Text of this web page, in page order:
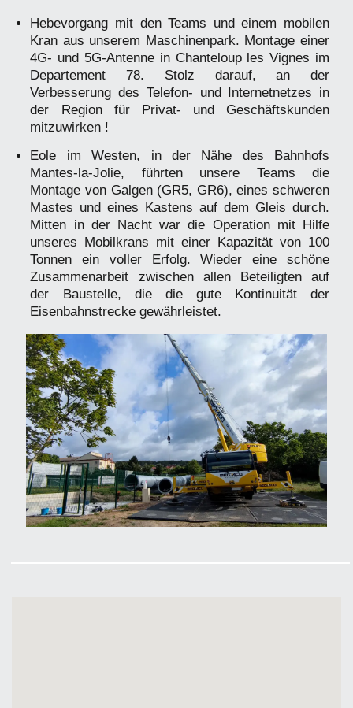
Hebevorgang mit den Teams und einem mobilen
Kran aus unserem Maschinenpark. Montage einer
4G- und 5G-Antenne in Chanteloup les Vignes im
Departement 78. Stolz darauf, an der
Verbesserung des Telefon- und Internetnetzes in
der Region für Privat- und Geschäftskunden
mitzuwirken !
Eole im Westen, in der Nähe des Bahnhofs
Mantes-la-Jolie, führten unsere Teams die
Montage von Galgen (GR5, GR6), eines schweren
Mastes und eines Kastens auf dem Gleis durch.
Mitten in der Nacht war die Operation mit Hilfe
unseres Mobilkrans mit einer Kapazität von 100
Tonnen ein voller Erfolg. Wieder eine schöne
Zusammenarbeit zwischen allen Beteiligten auf
der Baustelle, die die gute Kontinuität der
Eisenbahnstrecke gewährleistet.